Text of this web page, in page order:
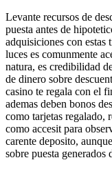
Levante recursos de
puesta antes de
adquisiciones con estas
luces es comunmente
natura, es credibilidad
de dinero sobre
casino te regala con el
ademas deben bonos
como tarjetas regalado,
como accesit para
carente deposito,
sobre puesta generados